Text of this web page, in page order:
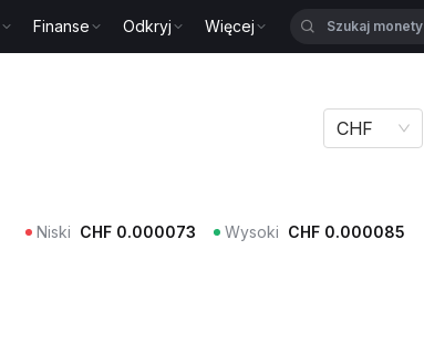
Finanse Odkryj Więcej
CHF
Niski CHF 0.000073 Wysoki CHF 0.000085